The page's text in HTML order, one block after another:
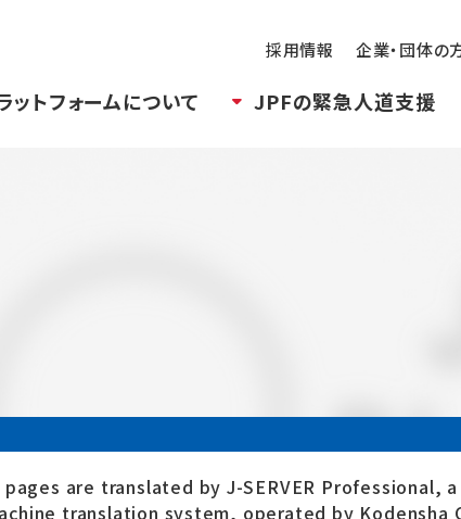
採用情報 企業・団体の
ットフォームについて JPFの緊急人道支援
are translated by J-SERVER Professional, a
translation system, operated by Kodensha